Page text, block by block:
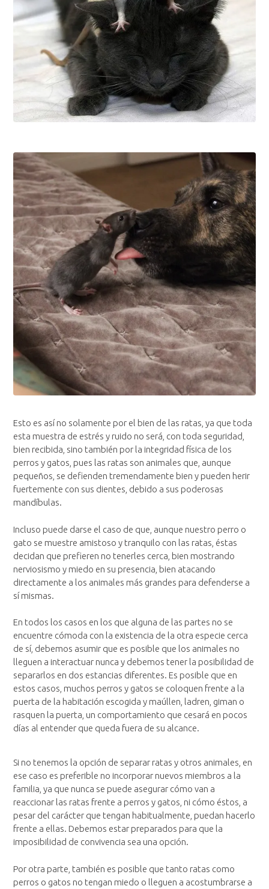
Esto es así no solamente por el bien de las ratas, ya que toda
esta muestra de estrés y ruido no será, con toda seguridad,
bien recibida, sino también por la integridad física de los
perros y gatos, pues las ratas son animales que, aunque
pequeños, se defienden tremendamente bien y pueden herir
fuertemente con sus dientes, debido a sus poderosas
mandíbulas.
Incluso puede darse el caso de que, aunque nuestro perro o
gato se muestre amistoso y tranquilo con las ratas, éstas
decidan que prefieren no tenerles cerca, bien mostrando
nerviosismo y miedo en su presencia, bien atacando
directamente a los animales más grandes para defenderse a
sí mismas.
En todos los casos en los que alguna de las partes no se
encuentre cómoda con la existencia de la otra especie cerca
de sí, debemos asumir que es posible que los animales no
lleguen a interactuar nunca y debemos tener la posibilidad de
separarlos en dos estancias diferentes. Es posible que en
estos casos, muchos perros y gatos se coloquen frente a la
puerta de la habitación escogida y maúllen, ladren, giman o
rasquen la puerta, un comportamiento que cesará en pocos
días al entender que queda fuera de su alcance.
Si no tenemos la opción de separar ratas y otros animales, en
ese caso es preferible no incorporar nuevos miembros a la
familia, ya que nunca se puede asegurar cómo van a
reaccionar las ratas frente a perros y gatos, ni cómo éstos, a
pesar del carácter que tengan habitualmente, puedan hacerlo
frente a ellas. Debemos estar preparados para que la
imposibilidad de convivencia sea una opción.
Por otra parte, también es posible que tanto ratas como
perros o gatos no tengan miedo o lleguen a acostumbrarse a